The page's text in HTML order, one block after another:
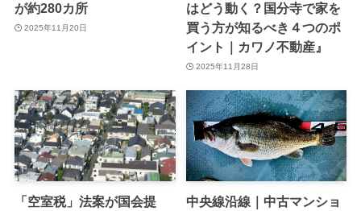
が約280カ所
2025年11月20日
はどう動く？国分寺で家を
買う方が知るべき４つのポ
イント｜カワノ不動産』
2025年11月28日
「空室税」法案が国会提
中央線沿線｜中古マンショ